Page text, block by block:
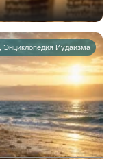
Энциклопедия Иудаизма